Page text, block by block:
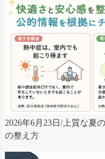
2026年6月23日/上質な夏
の整え方